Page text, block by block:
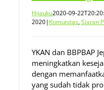
Hijauku2020-09-
2020| Komunitas,Siaran
YKAN dan BBPBAP
meningkatkan
dengan
yang sudah tidak